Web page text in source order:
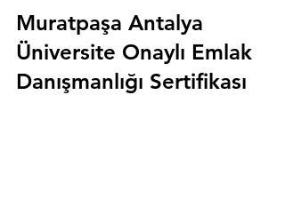
Muratpaşa Antalya
Üniversite Onaylı Emlak
Danışmanlığı Sertifikası